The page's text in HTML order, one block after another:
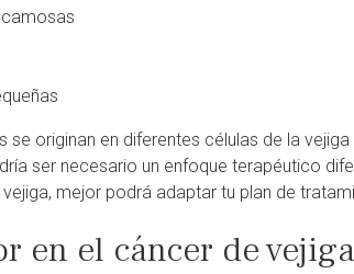
se originan en diferentes células de la
ser necesario un enfoque terapéutico
mejor podrá adaptar tu plan de
en el cáncer de vejiga